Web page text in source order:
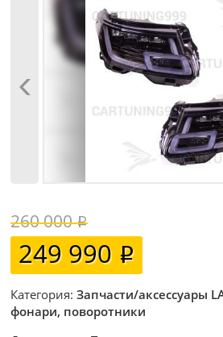
260 000
249 990
Категория:Запчасти/аксессуары
фонари, поворотники